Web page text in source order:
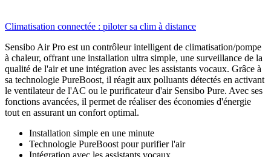
Climatisation connectée : piloter sa clim à distance
Sensibo Air Pro est un contrôleur intelligent de climatisation/pompe
à chaleur, offrant une installation ultra simple, une surveillance de la
qualité de l'air et une intégration avec les assistants vocaux. Grâce à
sa technologie PureBoost, il réagit aux polluants détectés en activant
le ventilateur de l'AC ou le purificateur d'air Sensibo Pure. Avec ses
fonctions avancées, il permet de réaliser des économies d'énergie
tout en assurant un confort optimal.
Installation simple en une minute
Technologie PureBoost pour purifier l'air
Intégration avec les assistants vocaux